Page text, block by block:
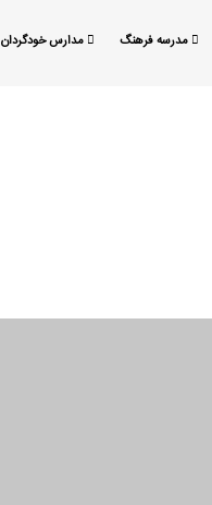
مدرسه فرهنگ مدارس خودگردان